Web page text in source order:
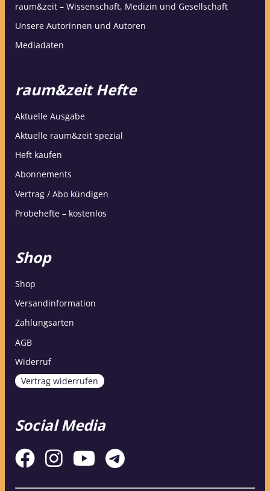
raum&zeit – Wissenschaft, Medizin und Gesellschaft
Unsere Autorinnen und Autoren
Mediadaten
raum&zeit Hefte
Aktuelle Ausgabe
Aktuelle raum&zeit spezial
Heft kaufen
Abonnements
Vertrag / Abo kündigen
Probehefte – kostenlos
Shop
Shop
Versandinformation
Zahlungsarten
AGB
Widerruf
Vertrag widerrufen
Social Media